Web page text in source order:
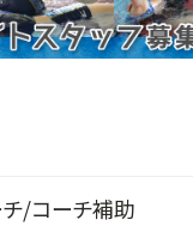
チ/コーチ補助